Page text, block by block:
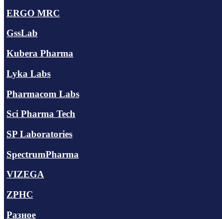
ERGO MRC
GssLab
Kubera Pharma
Lyka Labs
Pharmacom Labs
Sci Pharma Tech
SP Laboratories
SpectrumPharma
VIZEGA
ZPHC
Разное